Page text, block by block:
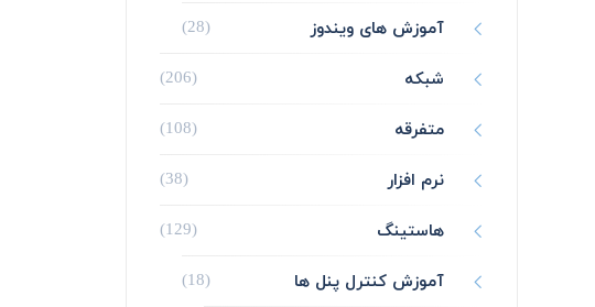
آموزش های ویندوز (28)
شبکه (206)
متفرقه (108)
نرم افزار (38)
هاستینگ (129)
آموزش کنترل پنل ها (18)